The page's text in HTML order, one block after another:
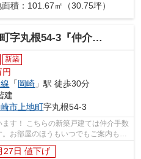
面積：101.67㎡（30.75坪）
54-3『仲介料無料』新築戸建て
新築
円
「岡崎 」駅 徒歩30分
建
市上地町字丸根54-3
す！ こちらの新築戸建ては仲介手数
お部屋のほうもいつでもご案内もさ
...
27日 値下げ